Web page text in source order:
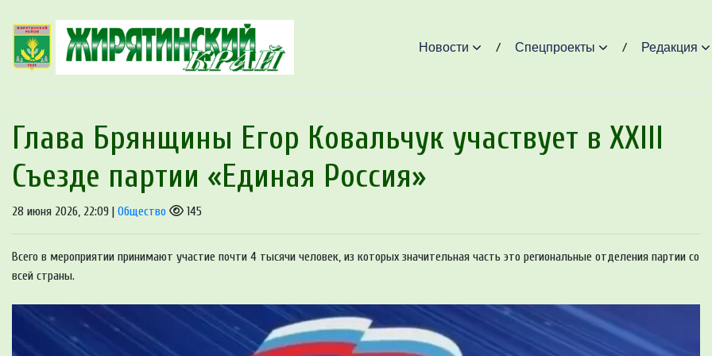
Новости Спецпроекты Редакция
Глава Брянщины Егор Ковальчук участвует в XXIII
Съезде партии «Единая Россия»
28 июня 2026, 22:09 | Общество 145
Всего в мероприятии принимают участие почти 4 тысячи человек, из которых значительная часть это региональные отделения партии со
всей страны.